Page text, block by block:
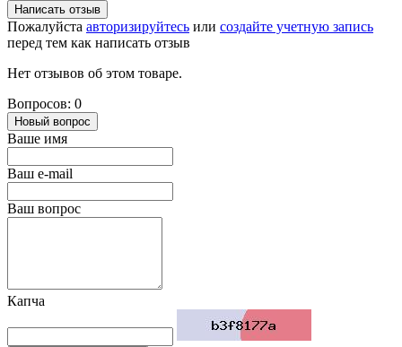
Написать отзыв
Пожалуйста авторизируйтесь или создайте учетную запись
перед тем как написать отзыв
Нет отзывов об этом товаре.
Вопросов: 0
Новый вопрос
Ваше имя
Ваш e-mail
Ваш вопрос
Капча